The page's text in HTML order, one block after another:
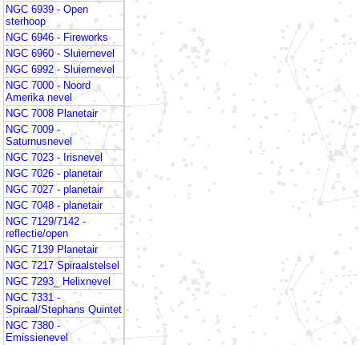
NGC 6939 - Open
sterhoop
NGC 6946 - Fireworks
NGC 6960 - Sluiernevel
NGC 6992 - Sluiernevel
NGC 7000 - Noord
Amerika nevel
NGC 7008 Planetair
NGC 7009 -
Saturnusnevel
NGC 7023 - Irisnevel
NGC 7026 - planetair
NGC 7027 - planetair
NGC 7048 - planetair
NGC 7129/7142 -
reflectie/open
NGC 7139 Planetair
NGC 7217 Spiraalstelsel
NGC 7293_ Helixnevel
NGC 7331 -
Spiraal/Stephans Quintet
NGC 7380 -
Emissienevel